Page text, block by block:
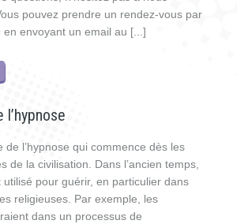
pouvez prendre un rendez-vous par
en envoyant un email au [...]
de l’hypnose qui commence dès les
de la civilisation. Dans l’ancien temps,
utilisé pour guérir, en particulier dans
religieuses. Par exemple, les
dans un processus de